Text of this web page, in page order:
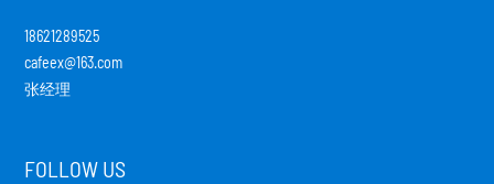
18621289525
cafeex@163.com
张经理
FOLLOW US